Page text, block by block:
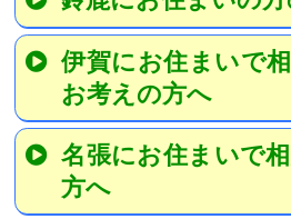
伊賀にお住まいで
お考えの方へ
名張にお住まいで
方へ